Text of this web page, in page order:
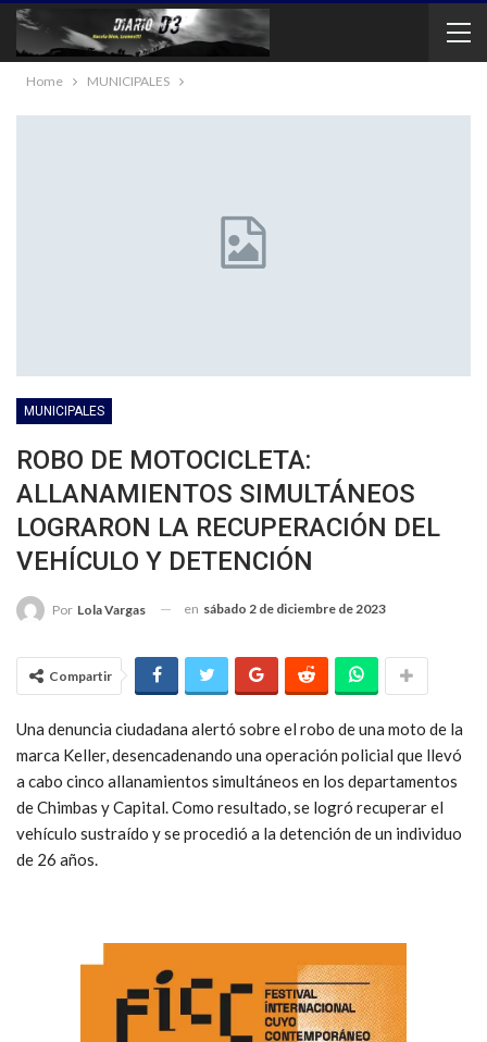
Home MUNICIPALES
MUNICIPALES
ROBO DE MOTOCICLETA:
ALLANAMIENTOS SIMULTÁNEOS
LOGRARON LA RECUPERACIÓN DEL
VEHÍCULO Y DETENCIÓN
Por Lola Vargas en sábado 2 de diciembre de 2023
Compartir
Una denuncia ciudadana alertó sobre el robo de una moto de la
marca Keller, desencadenando una operación policial que llevó
a cabo cinco allanamientos simultáneos en los departamentos
de Chimbas y Capital. Como resultado, se logró recuperar el
vehículo sustraído y se procedió a la detención de un individuo
de 26 años.